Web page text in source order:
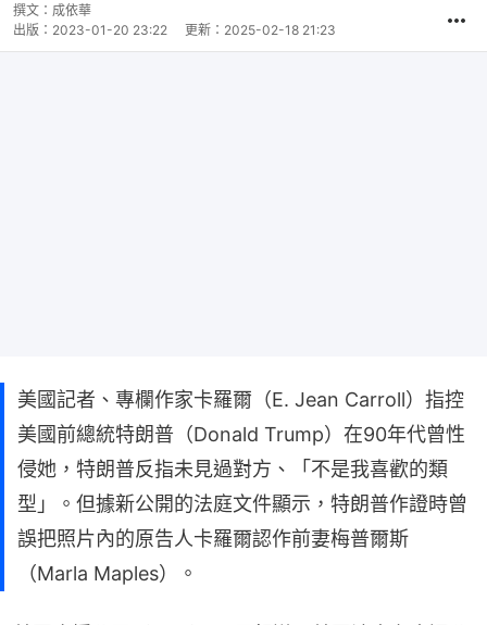
撰文： 成依華
出版： 2023-01-20 23:22 更新： 2025-02-18 21:23
美國記者、專欄作家卡羅爾（E. Jean Carroll）指控
美國前總統特朗普（Donald Trump）在90年代曾性
侵她，特朗普反指未見過對方、「不是我喜歡的類
型」。但據新公開的法庭文件顯示，特朗普作證時曾
誤把照片內的原告人卡羅爾認作前妻梅普爾斯
（Marla Maples）。